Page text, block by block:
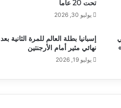
تحت 20 عاما
يوليو 30, 2026
إسبانيا بطلة العالم للمرة الثانية بعد
نهائي مثير أمام الأرجنتين
يوليو 19, 2026